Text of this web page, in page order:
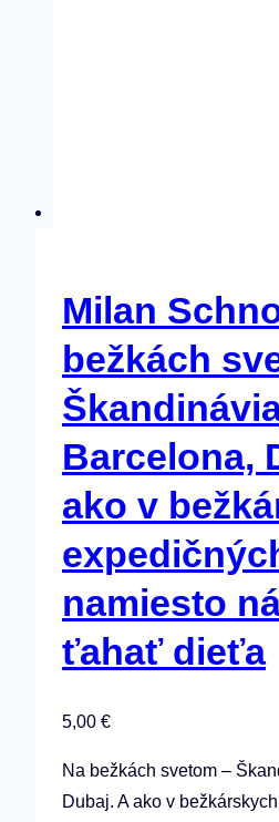
Milan
bežkách
Barcelona,
ako v
namiesto
ťahať dieťa
5,00 €
Na bežkách svetom –
Dubaj. A ako v